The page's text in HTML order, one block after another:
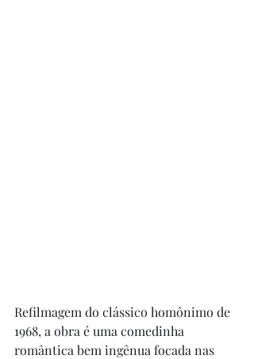
Refilmagem do clássico homônimo de
1968, a obra é uma comedinha
romântica bem ingênua focada nas